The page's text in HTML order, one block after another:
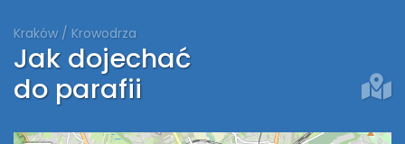
Kraków / Krowodrza
Jak dojechać
do parafii